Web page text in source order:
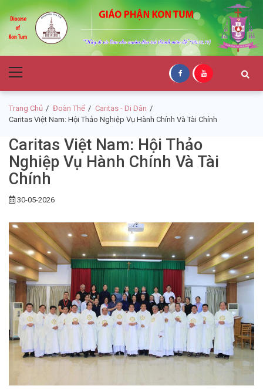
to
navigation
to
content
Giáo Phận Kon
Tum
Menu
Trang Chủ Đoàn Thể
Caritas - Di Dân
Caritas Việt Nam: Hội Thảo Nghiệp Vụ Hành Chính Và Tài Chính
Caritas Việt Nam: Hội Thảo
Nghiệp Vụ Hành Chính Và Tài
Chính
30-05-2026